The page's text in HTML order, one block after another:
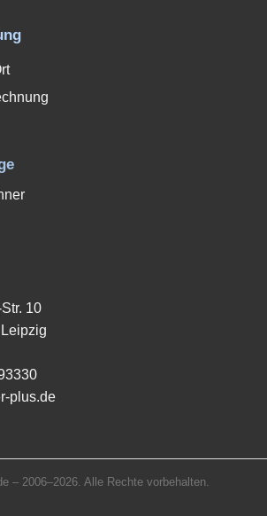
10
plus.de
– 2006–2026. Alle Rechte vorbehalten.